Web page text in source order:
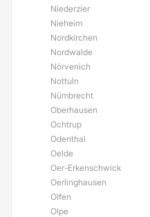
Niederzier
Nieheim
Nordkirchen
Nordwalde
Nörvenich
Nottuln
Nümbrecht
Oberhausen
Ochtrup
Odenthal
Oelde
Oer-Erkenschwick
Oerlinghausen
Olfen
Olpe